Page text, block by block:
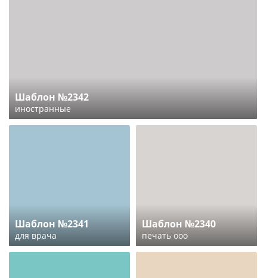
Шаблон №2342
иностранные
Шаблон №2341
для врача
Шаблон №2340
печать ооо